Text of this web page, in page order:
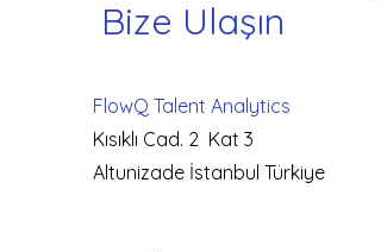
Bize Ulaşın
FlowQ Talent Analytics
Kısıklı Cad. 2 Kat 3
Altunizade İstanbul Türkiye